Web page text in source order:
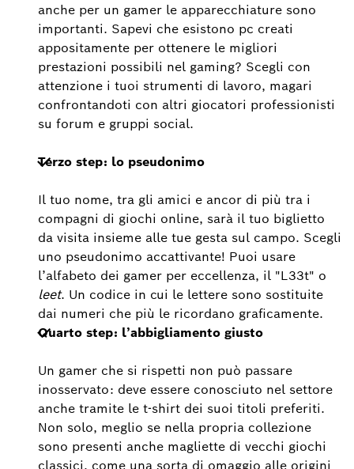
anche per un gamer le apparecchiature sono
importanti. Sapevi che esistono pc creati
appositamente per ottenere le migliori
prestazioni possibili nel gaming? Scegli con
attenzione i tuoi strumenti di lavoro, magari
confrontandoti con altri giocatori professionisti
su forum e gruppi social.
Terzo step: lo pseudonimo
Il tuo nome, tra gli amici e ancor di più tra i
compagni di giochi online, sarà il tuo biglietto
da visita insieme alle tue gesta sul campo. Scegli
uno pseudonimo accattivante! Puoi usare
l’alfabeto dei gamer per eccellenza, il "L33t" o
leet. Un codice in cui le lettere sono sostituite
dai numeri che più le ricordano graficamente.
Quarto step: l’abbigliamento giusto
Un gamer che si rispetti non può passare
inosservato: deve essere conosciuto nel settore
anche tramite le t-shirt dei suoi titoli preferiti.
Non solo, meglio se nella propria collezione
sono presenti anche magliette di vecchi giochi
classici, come una sorta di omaggio alle origini